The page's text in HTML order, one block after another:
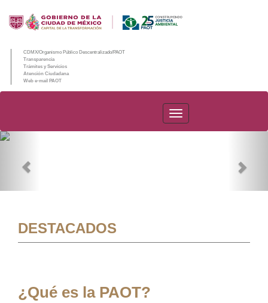
CDMX/Organismo Público Descentralizado/PAOT
Transparencia
Trámites y Servicios
Atención Ciudadana
Web e-mail PAOT
PAOT
DESTACADOS
¿Qué es la PAOT?